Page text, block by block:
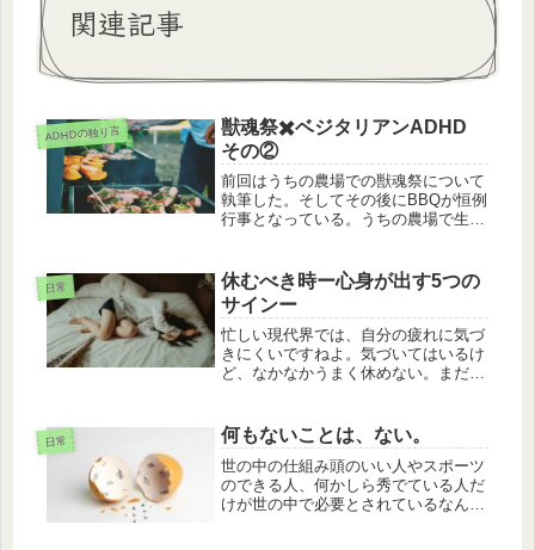
関連記事
ADHDの独り言
獣魂祭✖️ベジタリアンADHD
その②
前回はうちの農場での獣魂祭について
執筆した。そしてその後にBBQが恒例
行事となっている。うちの農場で生産
ら「逃走すること」を選んだ。厳密に
は逃走ではなく、自分の価値観に従っ
て...
日常
休むべき時ー心身が出す5つの
サインー
忙しい現代界では、自分の疲れに気づ
きにくいですねよ。気づいてはいるけ
ど、なかなかうまく休めない。まだも
れたように心も体も動かなくなってし
まうかもしれません。そうならないた
めに、心と体が出しているサインに気
づいて、しっかりと休息を取ることが
大切。今回はそんなサインを６つ紹介
日常 何もないことは、ない。
世の中の仕組み頭のいい人やスポーツ
のできる人、何かしら秀でている人だ
けが世の中で必要とされているなんて